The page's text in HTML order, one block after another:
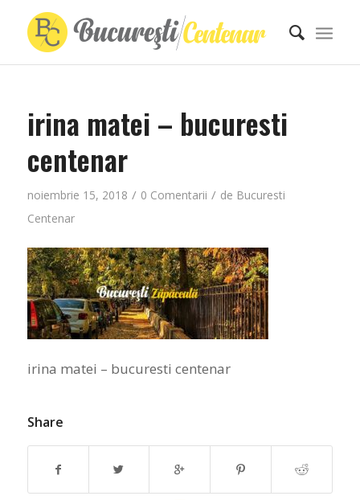
irina matei – bucuresti
centenar
noiembrie 15, 2018 / 0 Comentarii / de Bucuresti
Centenar
irina matei – bucuresti centenar
Share